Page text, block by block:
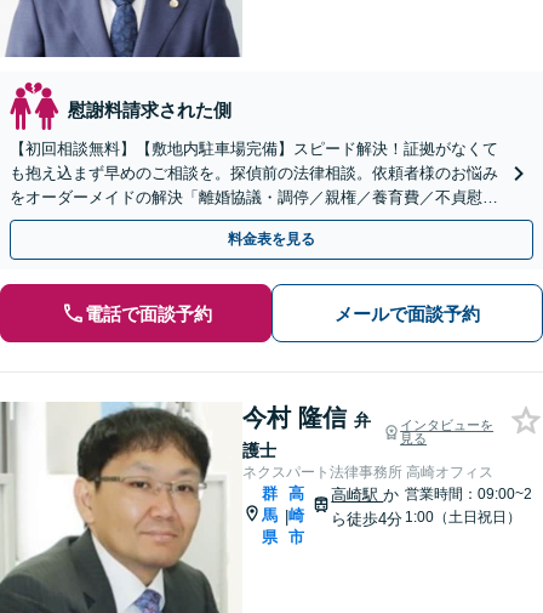
慰謝料請求された側
【初回相談無料】【敷地内駐車場完備】スピード解決！証拠がなくて
も抱え込まず早めのご相談を。探偵前の法律相談。依頼者様のお悩み
をオーダーメイドの解決「離婚協議・調停／親権／養育費／不貞慰謝
料請求／認知など」【夜間相談可】【子連れ相談可】
料金表を見る
電話で面談予約 メールで面談予約
今村 隆信 弁
護士
インタビューを
見る
ネクスパート法律事務所 高崎オフィス
群
馬
県
|
高
崎
市
高崎駅か
ら徒歩4分
営業時間：09:00~2
1:00（土日祝日）